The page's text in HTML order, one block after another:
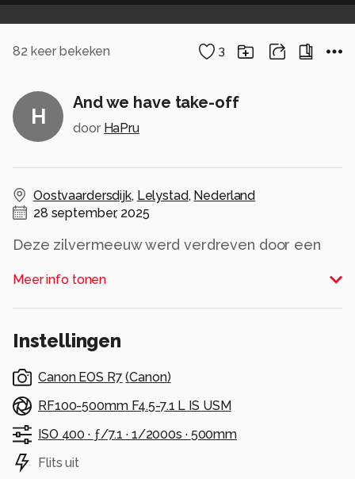
82 keer bekeken 3
H
And we have take-off
door HaPru
Oostvaardersdijk, Lelystad, Nederland
28 september, 2025
Deze zilvermeeuw werd verdreven door een
vlucht.
Meer info tonen
Instellingen
Canon EOS R7 (Canon)
RF100-500mm F4.5-7.1 L IS USM
ISO 400 · ƒ/7.1 · 1/2000s · 500mm
Flits uit